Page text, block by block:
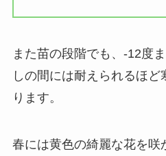
また苗の段階でも、-12度
しの間には耐えられるほ
ります。
春には黄色の綺麗な花を咲